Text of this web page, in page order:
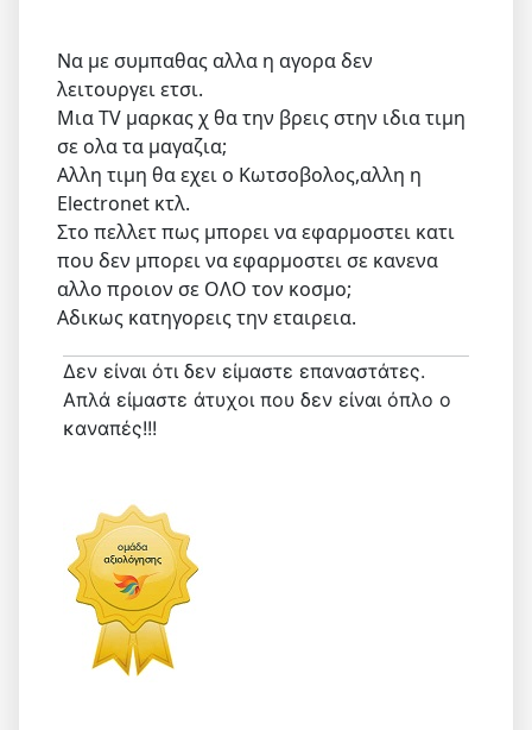
Να με συμπαθας αλλα η αγορα δεν
λειτουργει ετσι.
Μια TV μαρκας χ θα την βρεις στην ιδια τιμη
σε ολα τα μαγαζια;
Αλλη τιμη θα εχει ο Κωτσοβολος,αλλη η
Electronet κτλ.
Στο πελλετ πως μπορει να εφαρμοστει κατι
που δεν μπορει να εφαρμοστει σε κανενα
αλλο προιον σε ΟΛΟ τον κοσμο;
Αδικως κατηγορεις την εταιρεια.
Δεν είναι ότι δεν είμαστε επαναστάτες.
Απλά είμαστε άτυχοι που δεν είναι όπλο ο
καναπές!!!